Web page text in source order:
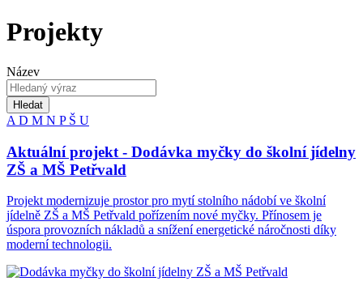
Projekty
Název
Hledat
A D M N P Š U
Aktuální projekt - Dodávka myčky do školní jídelny
ZŠ a MŠ Petřvald
Projekt modernizuje prostor pro mytí stolního nádobí ve školní
jídelně ZŠ a MŠ Petřvald pořízením nové myčky. Přínosem je
úspora provozních nákladů a snížení energetické náročnosti díky
moderní technologii.